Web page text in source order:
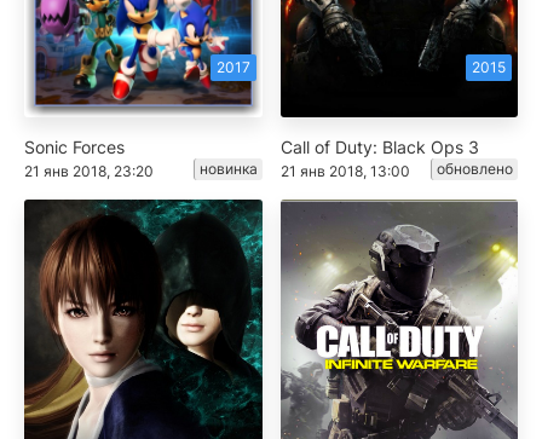
2017
Sonic Forces
21 янв 2018, 23:20 новинка
2015
Call of Duty: Black Ops 3
21 янв 2018, 13:00 обновлено